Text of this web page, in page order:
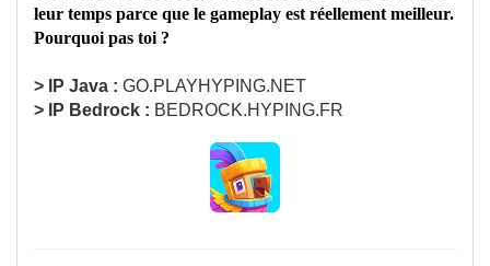
leur temps parce que le gameplay est réellement meilleur.
Pourquoi pas toi ?
> IP Java : GO.PLAYHYPING.NET
> IP Bedrock : BEDROCK.HYPING.FR